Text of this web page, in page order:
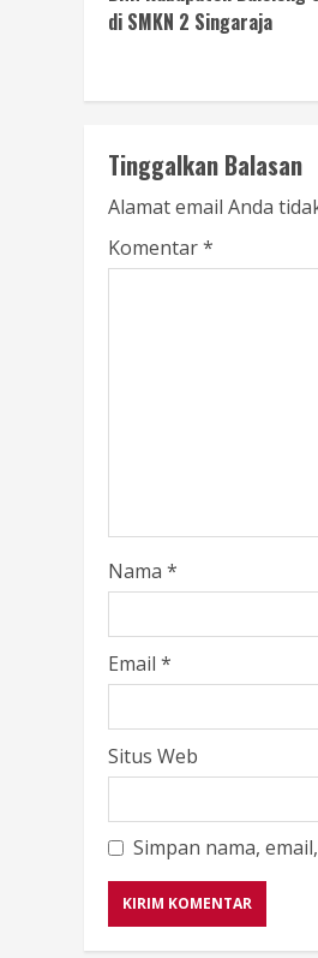
Reading
di SMKN 2 Singaraja
Tinggalkan Balasan
Alamat email Anda
Komentar*
Nama *
Email *
Situs Web
Simpan nama,